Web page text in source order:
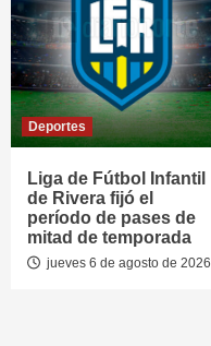
Deportes
Liga de Fútbol Infantil
de Rivera fijó el
período de pases de
mitad de temporada
jueves 6 de agosto de 2026